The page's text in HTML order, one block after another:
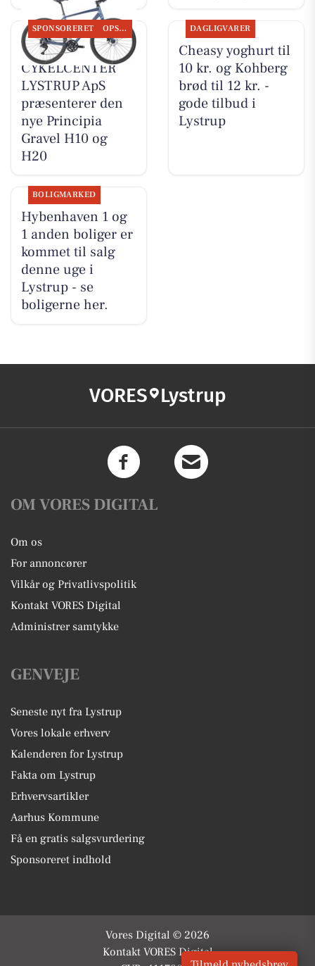
SPONSORERET OPSLAGSTAVLEN
MOSQUITO
CYKELCENTER
LYSTRUP ApS
præsenterer den
nye Principia
Gravel H10 og
H20
DAGLIGVARER
Cheasy yoghurt til
10 kr. og Kohberg
brød til 12 kr. -
gode tilbud i
Lystrup
BOLIGMARKED
Hybenhaven 1 og
1 anden boliger er
kommet til salg
denne uge i
Lystrup - se
boligerne her.
VORES Lystrup
OM VORES DIGITAL
Om os
For annoncører
Vilkår og Privatlivspolitik
Kontakt VORES Digital
Administrer samtykke
GENVEJE
Seneste nyt fra Lystrup
Vores lokale erhverv
Kalenderen for Lystrup
Fakta om Lystrup
Erhvervsartikler
Aarhus Kommune
Få en gratis salgsvurdering
Sponsoreret indhold
Vores Digital © 2026
Kontakt VORES Digital